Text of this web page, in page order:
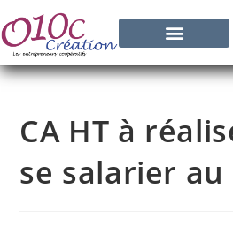
CA HT à
se salarier au